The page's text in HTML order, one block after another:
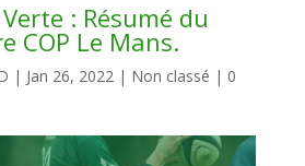
: Résumé du
COP Le Mans.
| Jan 26, 2022| Non classé | 0